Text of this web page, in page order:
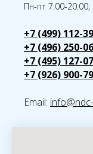
Пн-пт 7.00-
+7 (499) 112-
+7 (496) 250-
+7 (495) 127-
+7 (926) 900-
Email: